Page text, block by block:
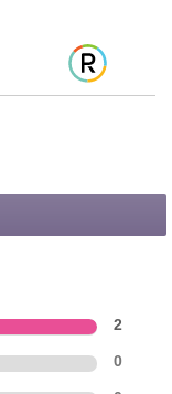
2
0